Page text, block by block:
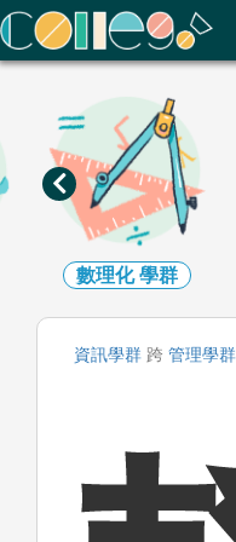
ColleGo! 大學選才與高中育
數理化學群
資訊學群 跨 管理學群